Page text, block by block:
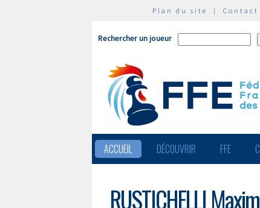
Plan du site | Contact
Rechercher un joueur
ACCUEIL DÉCOUVRIR FFE
RUSTICHELLI Maxim